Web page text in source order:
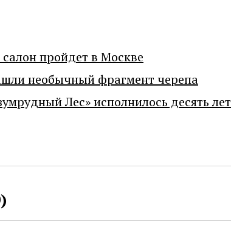
пройдет в Москве
необычный фрагмент черепа
Лес» исполнилось десять лет
)